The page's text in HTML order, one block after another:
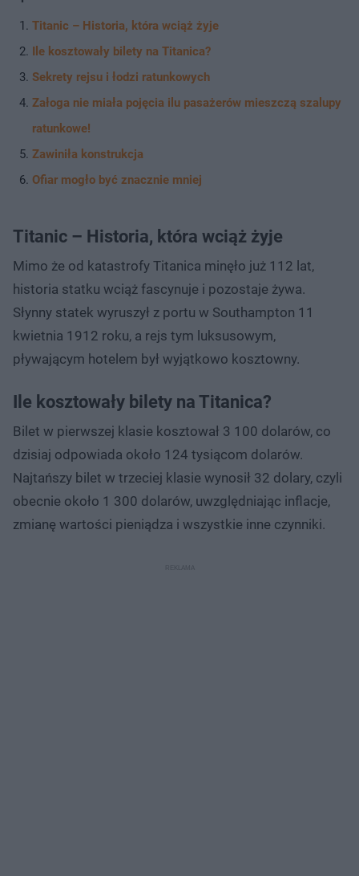
Titanic – Historia, która wciąż żyje
Ile kosztowały bilety na Titanica?
Sekrety rejsu i łodzi ratunkowych
Załoga nie miała pojęcia ilu pasażerów mieszczą szalupy
ratunkowe!
Zawiniła konstrukcja
Ofiar mogło być znacznie mniej
Titanic – Historia, która wciąż żyje
Mimo że od katastrofy Titanica minęło już 112 lat,
historia statku wciąż fascynuje i pozostaje żywa.
Słynny statek wyruszył z portu w Southampton 11
kwietnia 1912 roku, a rejs tym luksusowym,
pływającym hotelem był wyjątkowo kosztowny.
Ile kosztowały bilety na Titanica?
Bilet w pierwszej klasie kosztował 3 100 dolarów, co
dzisiaj odpowiada około 124 tysiącom dolarów.
Najtańszy bilet w trzeciej klasie wynosił 32 dolary, czyli
obecnie około 1 300 dolarów, uwzględniając inflacje,
zmianę wartości pieniądza i wszystkie inne czynniki.